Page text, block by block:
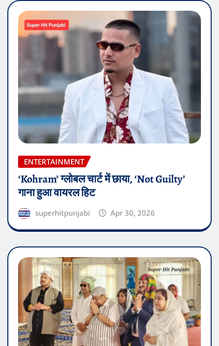
ENTERTAINMENT
‘Kohram’ ग्लोबल चार्ट में छाया, ‘Not Guilty’
गाना हुआ वायरल हिट
superhitpunjabi Apr 30, 2026